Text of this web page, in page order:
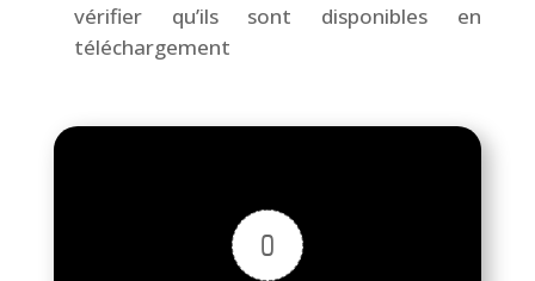
vérifier qu’ils sont disponibles en
téléchargement
0